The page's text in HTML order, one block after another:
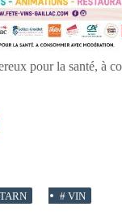
pour la santé, à
TARN # VIN